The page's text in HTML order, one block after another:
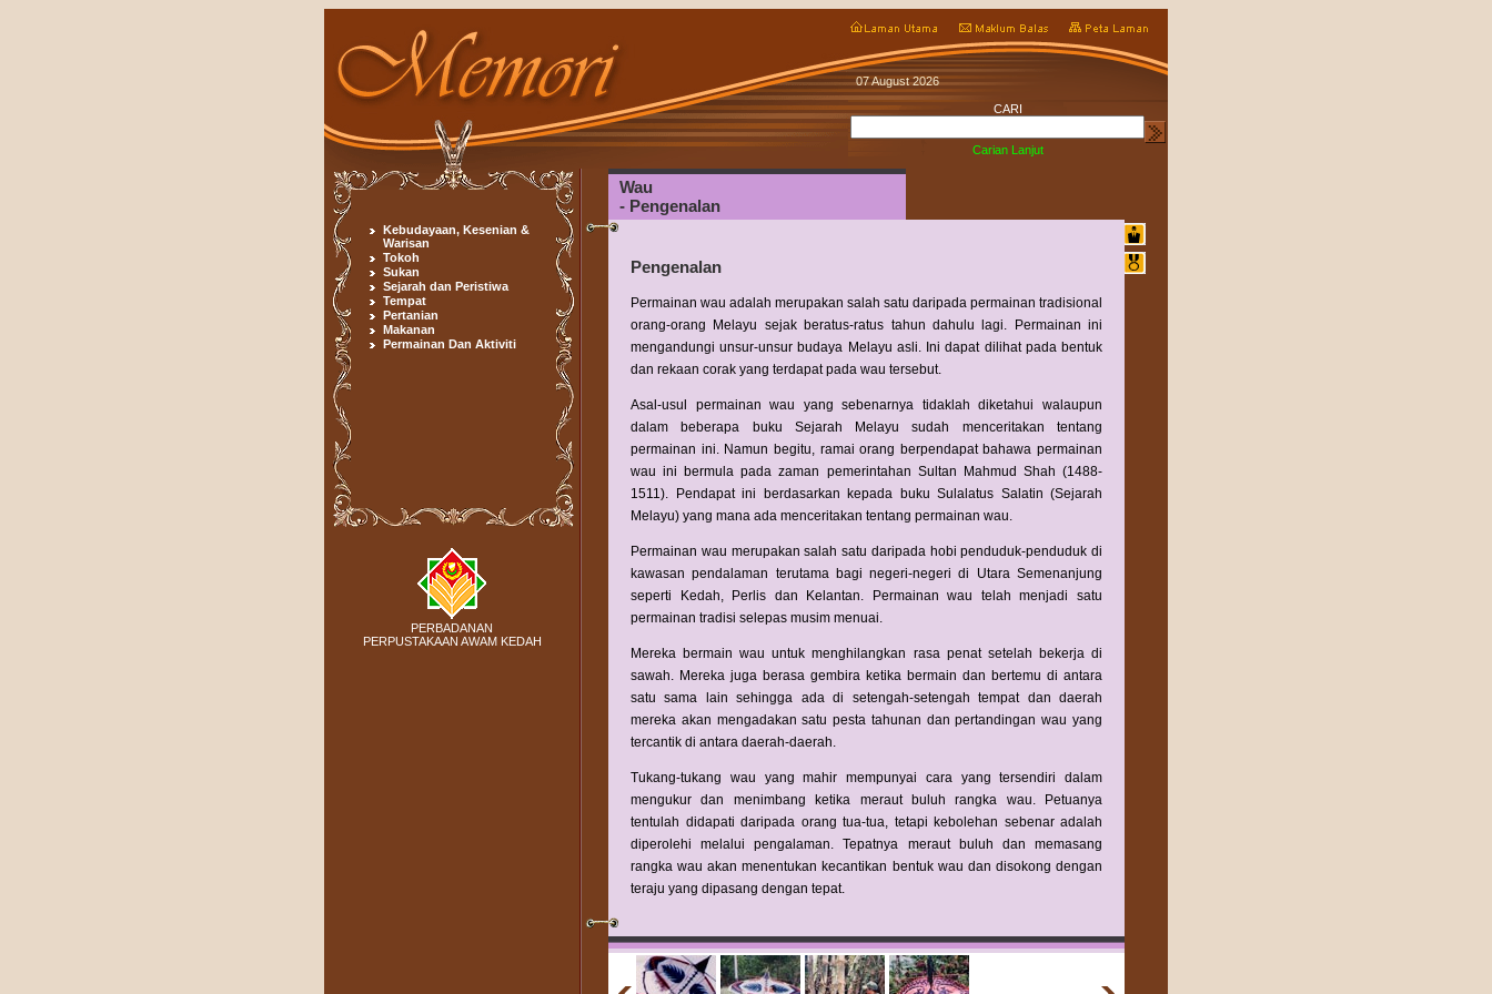
CARI
Carian Lanjut
Kebudayaan, Kesenian &
Warisan
Tokoh
Sukan
Sejarah dan Peristiwa
Tempat
Pertanian
Makanan
Permainan Dan Aktiviti
PERBADANAN
PERPUSTAKAAN AWAM KEDAH
Wau
- Pengenalan
Pengenalan
Permainan wau adalah merupakan salah satu daripada permainan tradisional
orang-orang Melayu sejak beratus-ratus tahun dahulu lagi. Permainan ini
mengandungi unsur-unsur budaya Melayu asli. Ini dapat dilihat pada bentuk
dan rekaan corak yang terdapat pada wau tersebut.
Asal-usul permainan wau yang sebenarnya tidaklah diketahui walaupun
dalam beberapa buku Sejarah Melayu sudah menceritakan tentang
permainan ini. Namun begitu, ramai orang berpendapat bahawa permainan
wau ini bermula pada zaman pemerintahan Sultan Mahmud Shah (1488-
1511). Pendapat ini berdasarkan kepada buku Sulalatus Salatin (Sejarah
Melayu) yang mana ada menceritakan tentang permainan wau.
Permainan wau merupakan salah satu daripada hobi penduduk-penduduk di
kawasan pendalaman terutama bagi negeri-negeri di Utara Semenanjung
seperti Kedah, Perlis dan Kelantan. Permainan wau telah menjadi satu
permainan tradisi selepas musim menuai.
Mereka bermain wau untuk menghilangkan rasa penat setelah bekerja di
sawah. Mereka juga berasa gembira ketika bermain dan bertemu di antara
satu sama lain sehingga ada di setengah-setengah tempat dan daerah
mereka akan mengadakan satu pesta tahunan dan pertandingan wau yang
tercantik di antara daerah-daerah.
Tukang-tukang wau yang mahir mempunyai cara yang tersendiri dalam
mengukur dan menimbang ketika meraut buluh rangka wau. Petuanya
tentulah didapati daripada orang tua-tua, tetapi kebolehan sebenar adalah
diperolehi melalui pengalaman. Tepatnya meraut buluh dan memasang
rangka wau akan menentukan kecantikan bentuk wau dan disokong dengan
teraju yang dipasang dengan tepat.
07 August 2026